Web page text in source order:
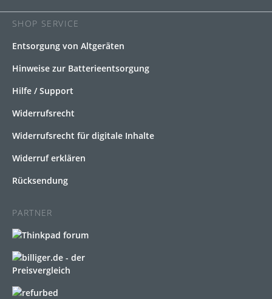
SHOP SERVICE
Entsorgung von Altgeräten
Hinweise zur Batterieentsorgung
Hilfe / Support
Widerrufsrecht
Widerrufsrecht für digitale Inhalte
Widerruf erklären
Rücksendung
PARTNER